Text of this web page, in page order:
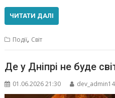
ЧИТАТИ ДАЛІ
Події, Світ
Де у Дніпрі не буде
01.06.2026 21:30